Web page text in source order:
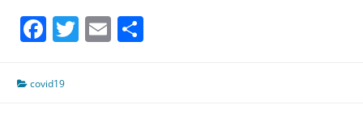
Facebook
Twitter
Email
covid19